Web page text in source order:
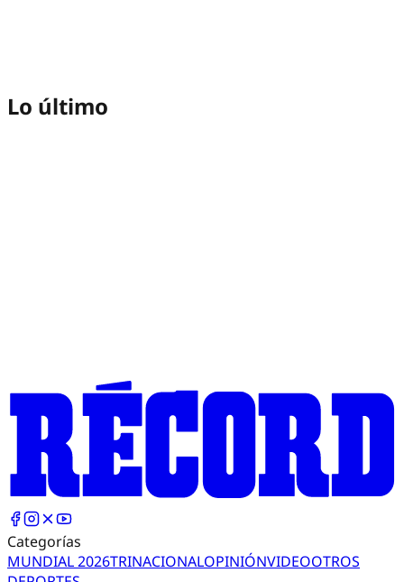
Lo último
Categorías
MUNDIAL 2026TRINACIONALOPINIÓNVIDEOOTROS